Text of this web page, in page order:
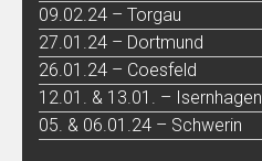
09.02.24 – Torgau
27.01.24 – Dortmund
26.01.24 – Coesfeld
12.01. & 13.01. – Isernhagen
05. & 06.01.24 – Schwerin